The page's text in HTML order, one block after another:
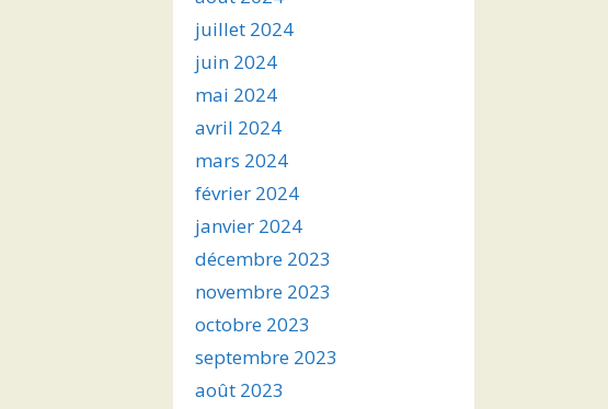
juillet 2024
juin 2024
mai 2024
avril 2024
mars 2024
février 2024
janvier 2024
décembre 2023
novembre 2023
octobre 2023
septembre 2023
août 2023